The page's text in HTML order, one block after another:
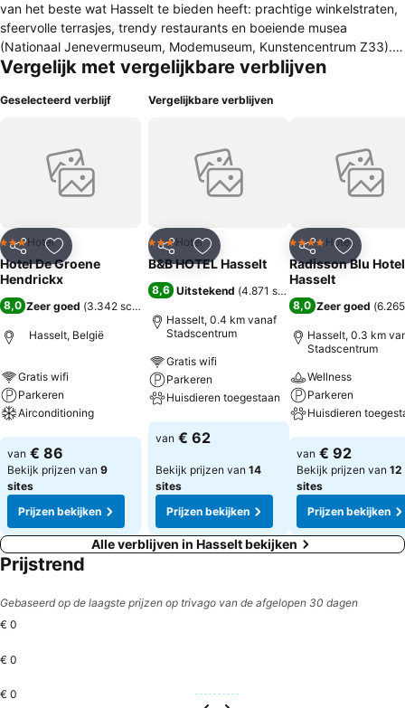
van het beste wat Hasselt te bieden heeft: prachtige winkelstraten,
sfeervolle terrasjes, trendy restaurants en boeiende musea
(Nationaal Jenevermuseum, Modemuseum, Kunstencentrum Z33).
Een perfecte verblijfslocatie om de stad te ontdekken en te
warme, trendy kamers voorzien van alle modern comfort. Elke
gerelateerd aan karakteristieken en specialiteiten van de stad
Hasselt. Voor uw seminarie of teambuilding werken wij samen met
externe partners, contacteer ons vrijblijvend voor een voorstel op
Vergelijk met vergelijkbare verblijven
Geselecteerd verblijf
Delen Toevoegen aan favorieten
3 Sterren
Hotel
Hotel De Groene
Hendrickx
8,0 Zeer goed (3.342 scores
Hasselt, België
Gratis wifi
Parkeren
Airconditioning
Prijzen bekijken
van € 86
Bekijk prijzen van 9
sites
Prijzen bekijken
Vergelijkbare verblijven
Delen Toevoegen aan favorieten
3 Sterren
Hotel
B&B HOTEL Hasselt
8,6 Uitstekend (4.871 scores
Hasselt, 0.4 km vanaf
Stadscentrum
Gratis wifi
Parkeren
Huisdieren toegestaan
Prijzen bekijken
van € 62
Bekijk prijzen van 14
sites
Prijzen bekijken
Delen
4 SterrenHotel
Radisson Blu
Hasselt
8,0 Zeer goed (
Hasselt, 0.3 km
Stadscentrum
Wellness
Parkeren
Huisdieren
Prijzen bekijken
van € 92
Bekijk prijzen van 12
sites
Prijzen bekijken
Alle verblijven in Hasselt bekijken
Prijstrend
Gebaseerd op de laagste prijzen op trivago van de afgelopen 30 dagen
€ 0
€ 0
€ 0